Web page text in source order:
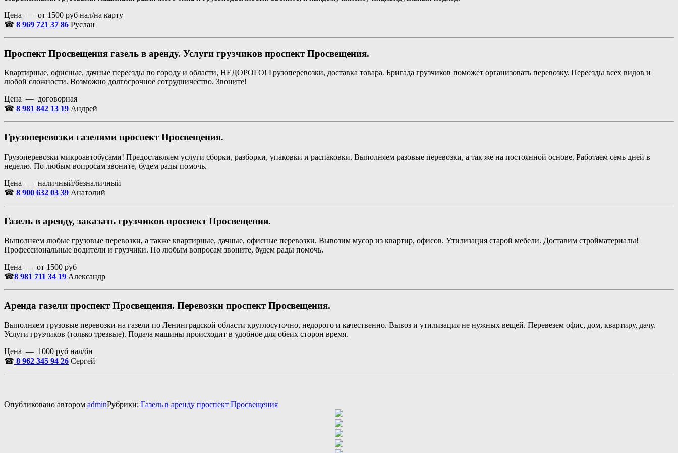
Цена — от 1500 руб нал/на карту
☎ 8 969 721 37 86 Руслан
Проспект Просвещения газель в аренду. Услуги грузчиков проспект Просвещения.
Квартирные, офисные, дачные переезды по городу и области, НЕДОРОГО! Грузоперевозки, доставка товара. Бригада грузчиков поможет организовать перевозку. Переезды всех видов и
любой сложности. Возможно долгосрочное сотрудничество. Звоните!
Цена — договорная
☎ 8 981 842 13 19 Андрей
Грузоперевозки газелями проспект Просвещения.
Грузоперевозки микроавтобусами! Предоставляем услуги сборки, разборки, упаковки и распаковки. Выполняем разовые перевозки, а так же на постоянной основе. Работаем семь дней в
неделю. По любым вопросам звоните, будем рады помочь.
Цена — наличный/безналичный
☎ 8 900 632 03 39 Анатолий
Газель в аренду, заказать грузчиков проспект Просвещения.
Выполняем любые грузовые перевозки, а также квартирные, дачные, офисные перевозки. Вывозим мусор из квартир, офисов. Утилизация старой мебели. Доставим стройматериалы!
Профессиональные водители и грузчики. По любым вопросам звоните, будем рады помочь.
Цена — от 1500 руб
☎8 981 711 34 19 Александр
Аренда газели проспект Просвещения. Перевозки проспект Просвещения.
Выполняем грузовые перевозки на газели по Ленинградской области круглосуточно, недорого и качественно. Вывоз и утилизация не нужных вещей. Перевезем офис, дом, квартиру, дачу.
Услуги грузчиков (только трезвые). Подача машины происходит в удобное для обеих сторон время.
Цена — 1000 руб нал/бн
☎ 8 962 345 94 26 Сергей
Опубликовано автором adminРубрики: Газель в аренду проспект Просвещения